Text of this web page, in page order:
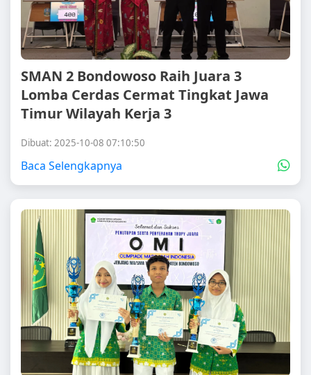
SMAN 2 Bondowoso Raih Juara 3
Lomba Cerdas Cermat Tingkat Jawa
Timur Wilayah Kerja 3
Dibuat: 2025-10-08 07:10:50
Baca Selengkapnya